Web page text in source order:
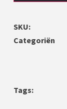
SKU:
Categoriën
Tags: